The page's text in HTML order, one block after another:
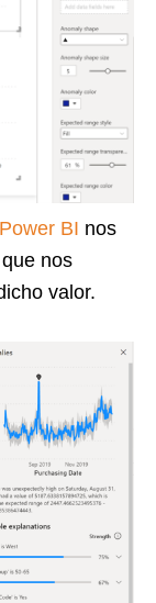
Power BI nos
nos
valor.